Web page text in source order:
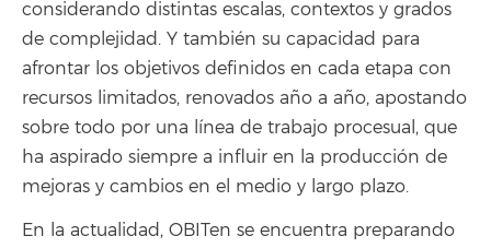
considerando distintas escalas, contextos y grados
de complejidad. Y también su capacidad para
afrontar los objetivos definidos en cada etapa con
recursos limitados, renovados año a año, apostando
sobre todo por una línea de trabajo procesual, que
ha aspirado siempre a influir en la producción de
mejoras y cambios en el medio y largo plazo.
En la actualidad, OBITen se encuentra preparando